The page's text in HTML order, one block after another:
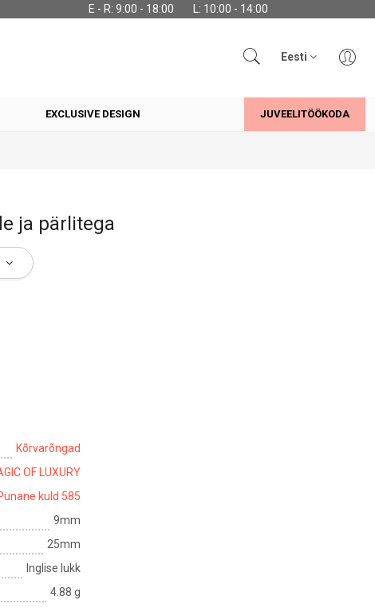
E - R: 9:00 - 18:00 L: 10:00 - 14:00
Eesti
EXCLUSIVE DESIGN JUVEELITÖÖKODA
ja pärlitega
Kõrvarõngad
OF LUXURY
kuld 585
9mm
25mm
Inglise lukk
4.88 g